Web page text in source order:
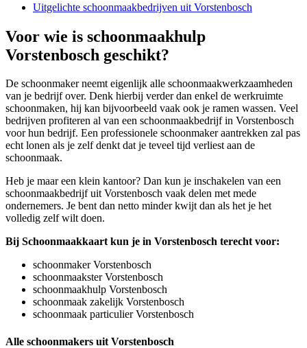
Uitgelichte schoonmaakbedrijven uit Vorstenbosch
Voor wie is schoonmaakhulp
Vorstenbosch geschikt?
De schoonmaker neemt eigenlijk alle schoonmaakwerkzaamheden
van je bedrijf over. Denk hierbij verder dan enkel de werkruimte
schoonmaken, hij kan bijvoorbeeld vaak ook je ramen wassen. Veel
bedrijven profiteren al van een schoonmaakbedrijf in Vorstenbosch
voor hun bedrijf. Een professionele schoonmaker aantrekken zal pas
echt lonen als je zelf denkt dat je teveel tijd verliest aan de
schoonmaak.
Heb je maar een klein kantoor? Dan kun je inschakelen van een
schoonmaakbedrijf uit Vorstenbosch vaak delen met mede
ondernemers. Je bent dan netto minder kwijt dan als het je het
volledig zelf wilt doen.
Bij Schoonmaakkaart kun je in Vorstenbosch terecht voor:
schoonmaker Vorstenbosch
schoonmaakster Vorstenbosch
schoonmaakhulp Vorstenbosch
schoonmaak zakelijk Vorstenbosch
schoonmaak particulier Vorstenbosch
Alle schoonmakers uit Vorstenbosch